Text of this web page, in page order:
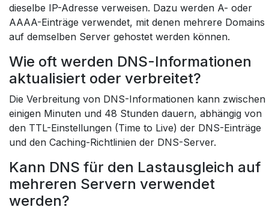
dieselbe IP-Adresse verweisen. Dazu werden A- oder
AAAA-Einträge verwendet, mit denen mehrere Domains
auf demselben Server gehostet werden können.
Wie oft werden DNS-Informationen
aktualisiert oder verbreitet?
Die Verbreitung von DNS-Informationen kann zwischen
einigen Minuten und 48 Stunden dauern, abhängig von
den TTL-Einstellungen (Time to Live) der DNS-Einträge
und den Caching-Richtlinien der DNS-Server.
Kann DNS für den Lastausgleich auf
mehreren Servern verwendet
werden?